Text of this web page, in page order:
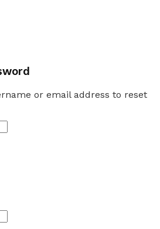
or email address to reset